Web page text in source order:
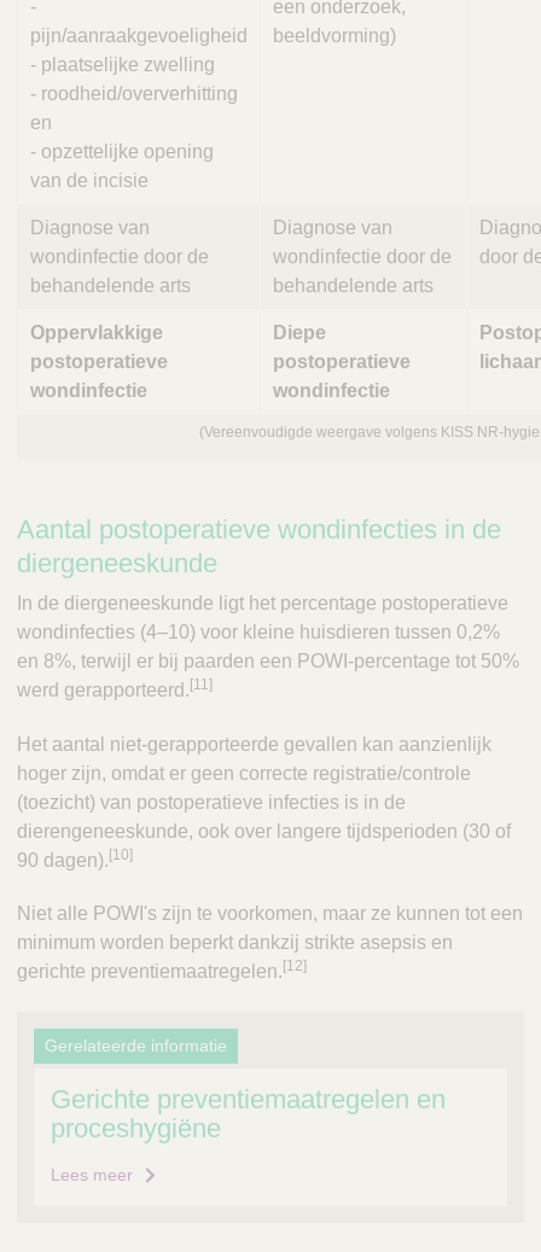
-
pijn/aanraakgevoeligheid
- plaatselijke zwelling
- roodheid/oververhitting
en
- opzettelijke opening
van de incisie
een onderzoek,
beeldvorming)
Diagnose van
wondinfectie door de
behandelende arts
Diagnose van
wondinfectie door de
behandelende arts
door
Oppervlakkige
postoperatieve
wondinfectie
Diepe
postoperatieve
wondinfectie
(Vereenvoudigde weergave volgens KISS NR-
Aantal postoperatieve wondinfecties in de
diergeneeskunde
In de diergeneeskunde ligt het percentage postoperatieve
wondinfecties (4–10) voor kleine huisdieren tussen 0,2%
en 8%, terwijl er bij paarden een POWI-percentage tot 50%
werd gerapporteerd.[11]
Het aantal niet-gerapporteerde gevallen kan aanzienlijk
hoger zijn, omdat er geen correcte registratie/controle
(toezicht) van postoperatieve infecties is in de
dierengeneeskunde, ook over langere tijdsperioden (30 of
90 dagen).[10]
Niet alle POWI's zijn te voorkomen, maar ze kunnen tot een
minimum worden beperkt dankzij strikte asepsis en
gerichte preventiemaatregelen. [12]
Gerelateerde informatie
Gerichte preventiemaatregelen en
proceshygiëne
Lees meer